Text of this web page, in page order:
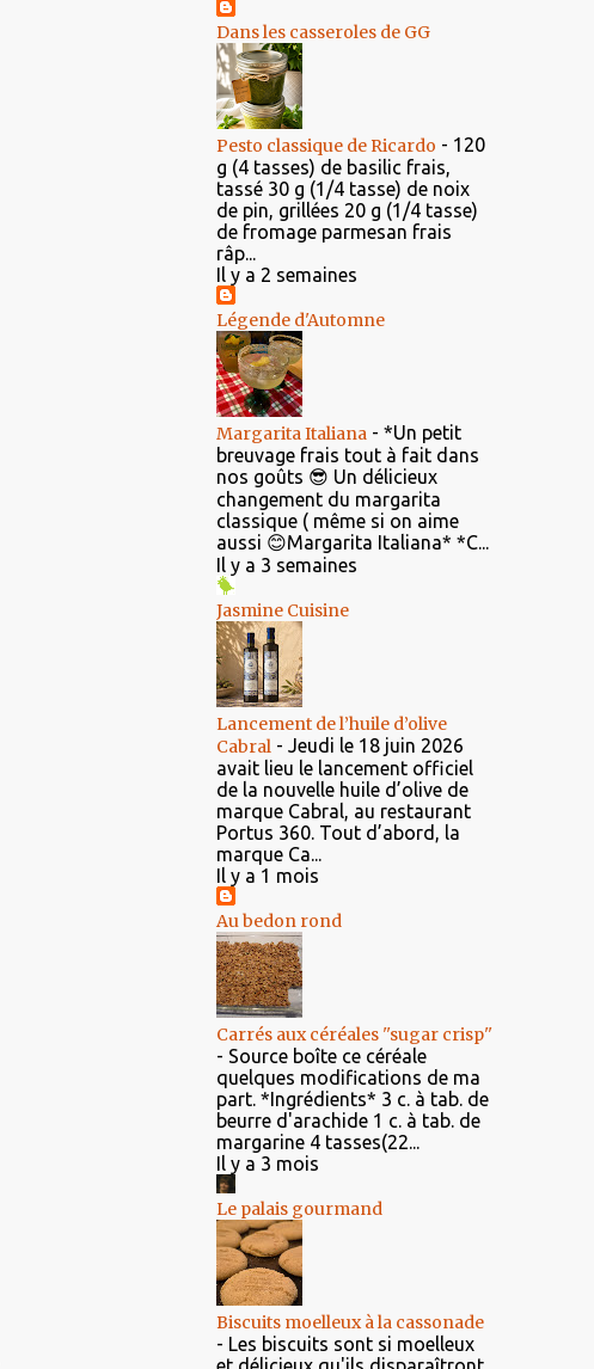
Dans les casseroles de GG
Pesto classique de Ricardo - 120
g (4 tasses) de basilic frais,
tassé 30 g (1/4 tasse) de noix
de pin, grillées 20 g (1/4 tasse)
de fromage parmesan frais
râp...
Il y a 2 semaines
Légende d'Automne
Margarita Italiana - *Un petit
breuvage frais tout à fait dans
nos goûts 😎 Un délicieux
changement du margarita
classique ( même si on aime
aussi 😊Margarita Italiana* *C...
Il y a 3 semaines
Jasmine Cuisine
Lancement de l’huile d’olive
Cabral - Jeudi le 18 juin 2026
avait lieu le lancement officiel
de la nouvelle huile d’olive de
marque Cabral, au restaurant
Portus 360. Tout d’abord, la
marque Ca...
Il y a 1 mois
Au bedon rond
Carrés aux céréales ''sugar crisp''
- Source boîte ce céréale
quelques modifications de ma
part. *Ingrédients* 3 c. à tab. de
beurre d'arachide 1 c. à tab. de
margarine 4 tasses(22...
Il y a 3 mois
Le palais gourmand
Biscuits moelleux à la cassonade
- Les biscuits sont si moelleux